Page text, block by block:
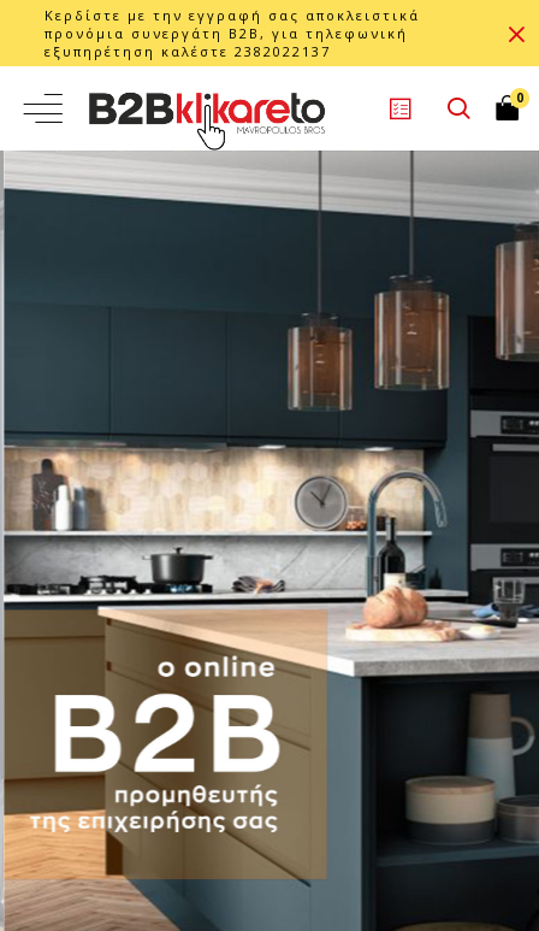
Κερδίστε με την εγγραφή σας αποκλειστικά
προνόμια συνεργάτη B2B, για τηλεφωνική
εξυπηρέτηση καλέστε 2382022137
0